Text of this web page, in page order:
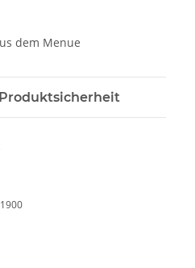
dem Menue